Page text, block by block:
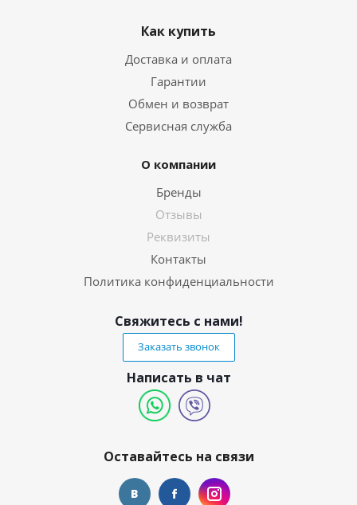
Как купить
Доставка и оплата
Гарантии
Обмен и возврат
Сервисная служба
О компании
Бренды
Отзывы
Реквизиты
Контакты
Политика конфиденциальности
Свяжитесь с нами!
Заказать звонок
Написать в чат
Оставайтесь на связи